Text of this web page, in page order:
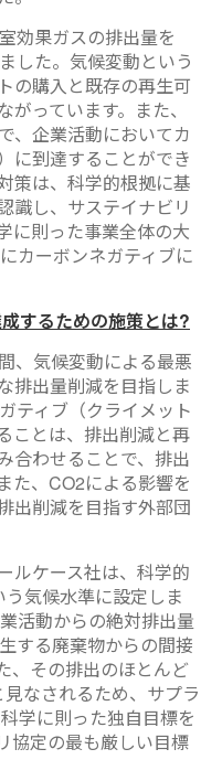
効果ガスの排出量を
した。気候変動という
の購入と既存の再生可
っています。また、
、企業活動においてカ
に到達することができ
策は、科学的根拠に基
識し、サステイナビリ
に則った事業全体の大
カーボンネガティブに
するための施策とは?
、気候変動による最悪
排出量削減を目指しま
ティブ（クライメット
ことは、排出削減と再
合わせることで、排出
た、CO2による影響を
出削減を目指す外部団
ルケース社は、科学的
気候水準に設定しま
活動からの絶対排出量
する廃棄物からの間接
、その排出のほとんど
なされるため、サプラ
学に則った独自目標を
協定の最も厳しい目標